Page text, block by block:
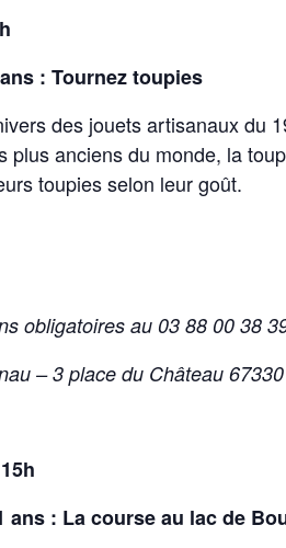
: Tournez toupies
des jouets artisanaux du
plus anciens du monde, la
toupies selon leur goût.
obligatoires au 03 88 00 38
– 3 place du Château
ans : La course au lac de